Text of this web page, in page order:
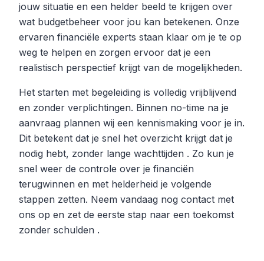
jouw situatie en een helder beeld te krijgen over
wat budgetbeheer voor jou kan betekenen. Onze
ervaren financiële experts staan klaar om je te op
weg te helpen en zorgen ervoor dat je een
realistisch perspectief krijgt van de mogelijkheden.
Het starten met begeleiding is volledig vrijblijvend
en zonder verplichtingen. Binnen no-time na je
aanvraag plannen wij een kennismaking voor je in.
Dit betekent dat je snel het overzicht krijgt dat je
nodig hebt, zonder lange wachttijden . Zo kun je
snel weer de controle over je financiën
terugwinnen en met helderheid je volgende
stappen zetten. Neem vandaag nog contact met
ons op en zet de eerste stap naar een toekomst
zonder schulden .